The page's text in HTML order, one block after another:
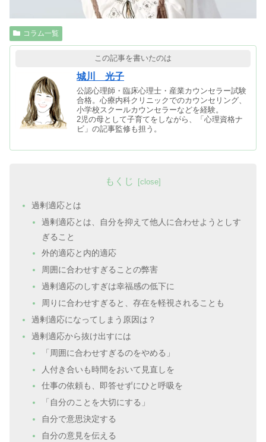
コラム一覧
この記事を書いたのは
城川 光子
公認心理師・臨床心理士・産業カウンセラー試験
合格。心療内科クリニックでのカウンセリング、
小学校スクールカウンセラーなどを経験。
2児の母として子育てをしながら、「心理資格ナ
ビ」の記事監修も担う。
もくじ
過剰適応とは
過剰適応とは、自分を抑えて他人に合わせようとしす
ぎること
外的適応と内的適応
周囲に合わせすぎることの弊害
過剰適応のしすぎは幸福感の低下に
周りに合わせすぎると、存在を軽視されることも
過剰適応になってしまう原因は？
過剰適応から抜け出すには
「周囲に合わせすぎるのをやめる」
人付き合いも時間をおいて見直しを
仕事の依頼も、即答せずにひと呼吸を
「自分のことを大切にする」
自分で意思決定する
自分の意見を伝える